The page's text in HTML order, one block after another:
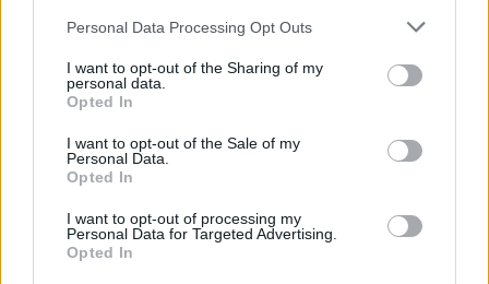
Personal Data Processing Opt Outs
I want to opt-out of the Sharing of my
personal data.
Opted In
I want to opt-out of the Sale of my
Personal Data.
Opted In
I want to opt-out of processing my
Personal Data for Targeted Advertising.
Opted In
Fuqia qëndron te
bashkimi
Përhapja e virusit të Nilit
Perëndimor ngre
shqetësime në Greqi
Korçë, automjeti godet një
rrugën